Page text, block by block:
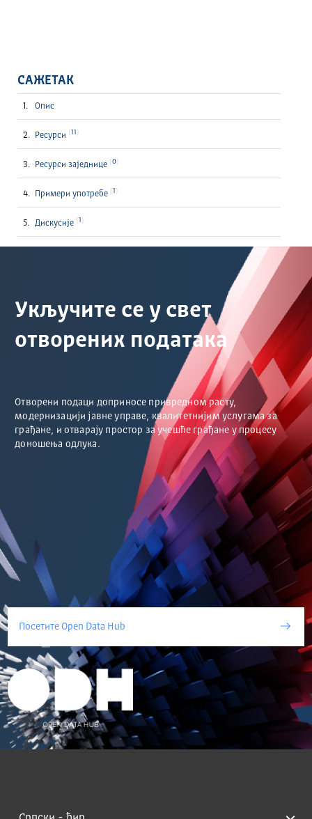
САЖЕТАК
Опис
Ресурси 11
Ресурси заједнице 0
Примери употребе 1
Дискусије 1
Укључите се у свет
отворених података
Отворени подаци доприносе привредном расту,
модернизацији јавне управе, квалитетнијим услугама за
грађане, и отварају простор за учешће грађане у процесу
доношења одлука.
Посетите Open Data Hub